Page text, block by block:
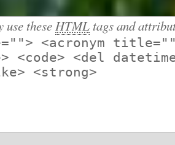
use theseHTML tags and
<acronym
<code> <del
<strong>